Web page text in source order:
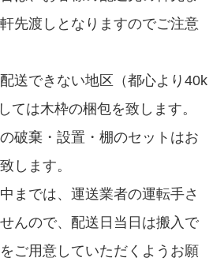
先渡しとなりますのでご注意
送できない地区（都心より40k
ては木枠の梱包を致します。
破棄・設置・棚のセットはお
します。
までは、運送業者の運転手さ
んので、配送日当日は搬入で
ご用意していただくようお願